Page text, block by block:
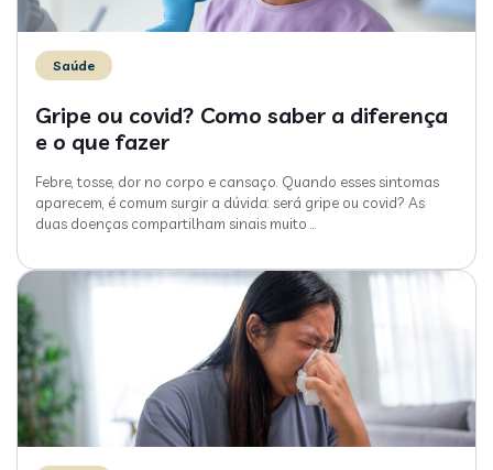
Saúde
Gripe ou covid? Como saber a diferença
e o que fazer
Febre, tosse, dor no corpo e cansaço. Quando esses sintomas
aparecem, é comum surgir a dúvida: será gripe ou covid? As
duas doenças compartilham sinais muito